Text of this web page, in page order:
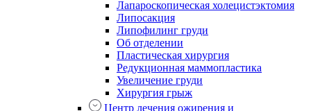
Лапароскопическая холецистэктомия
Липосакция
Липофилинг груди
Об отделении
Пластическая хирургия
Редукционная маммопластика
Увеличение груди
Хирургия грыж
Центр лечения ожирения и